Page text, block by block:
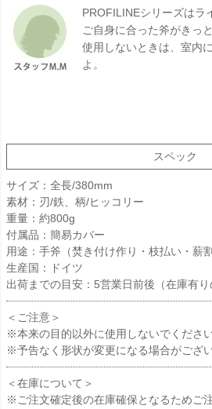
PROFILINEシリーズはラ
ご自身に合った斧がきっ
使用しないときは、室内
よ。
スペック
サイズ：全長/380mm
素材：刃/鉄、柄/ヒッコリー
重量：約800g
付属品：簡易カバー
用途：手斧（焚き付け作り・枝払い・薪割
生産国：ドイツ
出荷までの目安：5営業日前後（在庫有り
＜ご注意＞
※本来の目的以外に使用しないでください
※予告なく形状が変更になる場合がござい
＜在庫について＞
※ご注文確定後の在庫確保となるためご